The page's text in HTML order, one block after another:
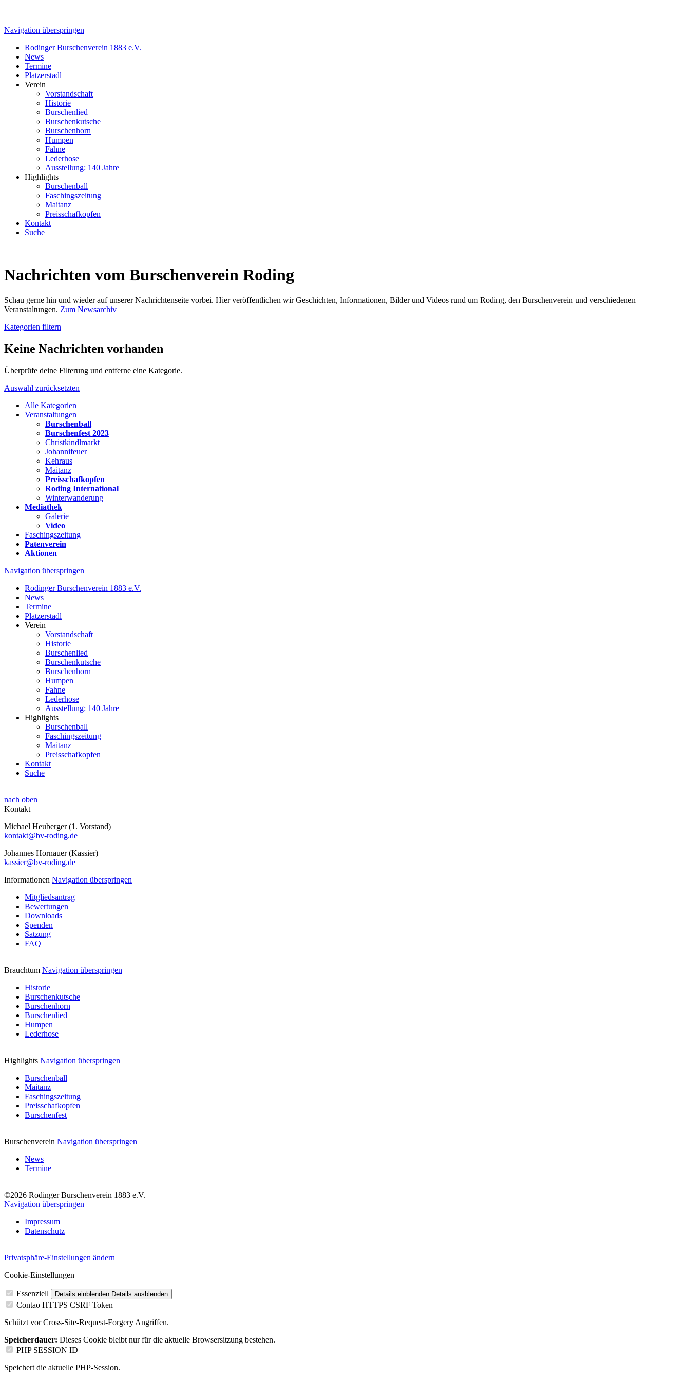
Navigation überspringen
Rodinger Burschenverein 1883 e.V.
News
Termine
Platzerstadl
Verein
Vorstandschaft
Historie
Burschenlied
Burschenkutsche
Burschenhorn
Humpen
Fahne
Lederhose
Ausstellung: 140 Jahre
Highlights
Burschenball
Faschingszeitung
Maitanz
Preisschafkopfen
Kontakt
Suche
Nachrichten vom Burschenverein Roding
Schau gerne hin und wieder auf unserer Nachrichtenseite vorbei. Hier veröffentlichen wir Geschichten, Informationen, Bilder und Videos rund um Roding, den Burschenverein und verschiedenen
Veranstaltungen. Zum Newsarchiv
Kategorien filtern
Keine Nachrichten vorhanden
Überprüfe deine Filterung und entferne eine Kategorie.
Auswahl zurücksetzten
Alle Kategorien
Veranstaltungen
Burschenball
Burschenfest 2023
Christkindlmarkt
Johannifeuer
Kehraus
Maitanz
Preisschafkopfen
Roding International
Winterwanderung
Mediathek
Galerie
Video
Faschingszeitung
Patenverein
Aktionen
Navigation überspringen
Rodinger Burschenverein 1883 e.V.
News
Termine
Platzerstadl
Verein
Vorstandschaft
Historie
Burschenlied
Burschenkutsche
Burschenhorn
Humpen
Fahne
Lederhose
Ausstellung: 140 Jahre
Highlights
Burschenball
Faschingszeitung
Maitanz
Preisschafkopfen
Kontakt
Suche
nach oben
Kontakt
Michael Heuberger (1. Vorstand)
kontakt@bv-roding.de
Johannes Hornauer (Kassier)
kassier@bv-roding.de
Informationen Navigation überspringen
Mitgliedsantrag
Bewertungen
Downloads
Spenden
Satzung
FAQ
Brauchtum Navigation überspringen
Historie
Burschenkutsche
Burschenhorn
Burschenlied
Humpen
Lederhose
Highlights Navigation überspringen
Burschenball
Maitanz
Faschingszeitung
Preisschafkopfen
Burschenfest
Burschenverein Navigation überspringen
News
Termine
©2026 Rodinger Burschenverein 1883 e.V.
Navigation überspringen
Impressum
Datenschutz
Privatsphäre-Einstellungen ändern
Cookie-Einstellungen
Essenziell Details einblenden Details ausblenden
Contao HTTPS CSRF Token
Schützt vor Cross-Site-Request-Forgery Angriffen.
Speicherdauer: Dieses Cookie bleibt nur für die aktuelle Browsersitzung bestehen.
PHP SESSION ID
Speichert die aktuelle PHP-Session.